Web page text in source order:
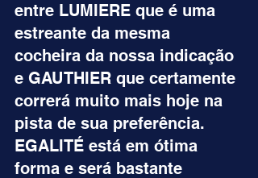
entre LUMIERE que é uma
estreante da mesma
cocheira da nossa indicação
e GAUTHIER que certamente
correrá muito mais hoje na
pista de sua preferência.
EGALITÉ está em ótima
forma e será bastante